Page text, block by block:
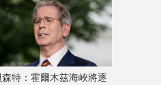
森特：霍爾木茲海峽將逐